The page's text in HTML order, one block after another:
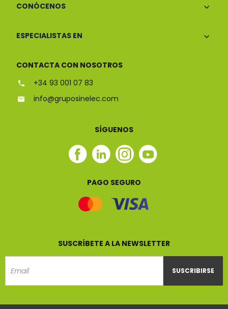
CONÓCENOS
ESPECIALISTAS EN
CONTACTA CON NOSOTROS
+34 93 001 07 83
info@gruposinelec.com
SÍGUENOS
Facebook
Linkedin
Instagram
Youtube
PAGO SEGURO
SUSCRÍBETE A LA NEWSLETTER
SUSCRIBIRSE